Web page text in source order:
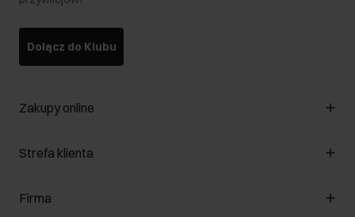
Dołącz do Klubu
Zakupy online
Zarządzaj cookies
Formy płatności
Strefa klienta
Klub Klienta
Firma